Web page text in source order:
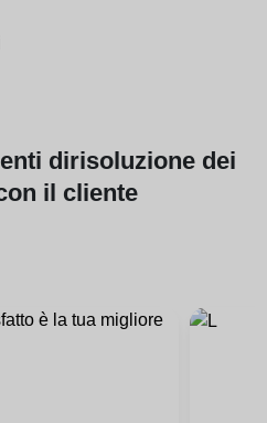
dirisoluzione dei
il cliente